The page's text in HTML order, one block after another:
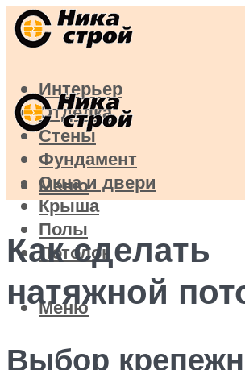
Интерьер
Отделка
Стены
Фундамент
Окна и двери
Крыша
Полы
Потолок
Меню
Меню
Как сделать
натяжной
Выбор